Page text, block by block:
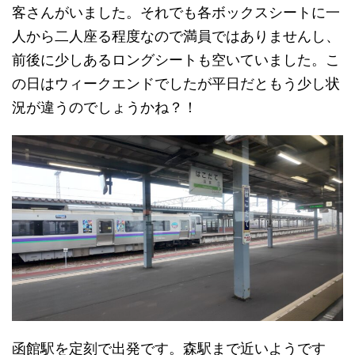
客さんがいました。それでも各ボックスシートに一
人から二人座る程度なので満員ではありませんし、
前後に少しあるロングシートも空いていました。こ
の日はウィークエンドでしたが平日だともう少し状
況が違うのでしょうかね？！
函館駅を定刻で出発です。森駅まで近いようです